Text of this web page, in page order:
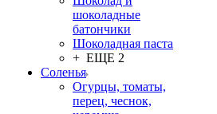
шоколадные
батончики
Шоколадная паста
+ ЕЩЕ 2
Соленья
Огурцы, томаты,
перец, чеснок,